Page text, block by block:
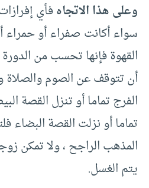
وعلى هذا الاتجاهفأي
سواء أكانت صفراء أو حمراء
القهوة فإنها تحسب من الدورة
أن تتوقف عن الصوم
الفرج تماما أو تنزل القصة
تماما أو نزلت القصة البضاء
المذهب الراجح ، ولا تمكن
يتم الغسل.